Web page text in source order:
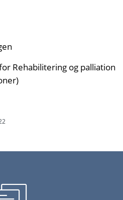
Rehabilitering og palliation